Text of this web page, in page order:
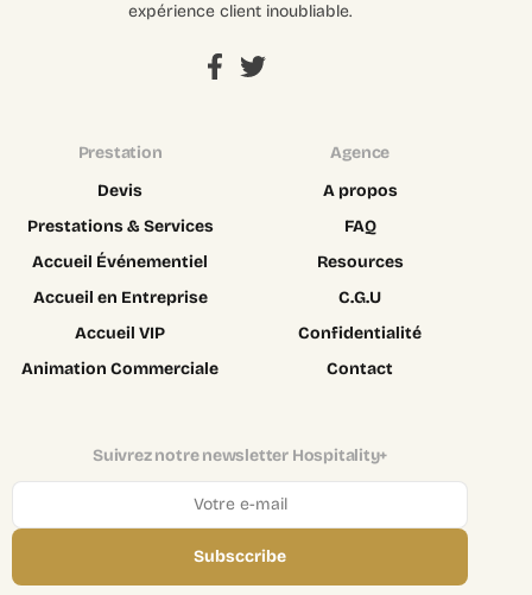
expérience client inoubliable.
Prestation
Devis
Prestations & Services
Accueil Événementiel
Accueil en Entreprise
Accueil VIP
Animation Commerciale
Agence
A propos
FAQ
Resources
C.G.U
Confidentialité
Contact
Suivrez notre newsletter Hospitality+
Subsccribe